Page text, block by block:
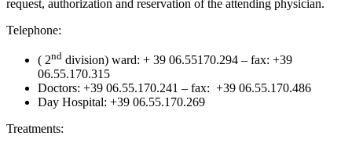
request, authorization and reservation of the attending physician.
Telephone:
( 2nd division) ward: + 39 06.55170.294 – fax: +39
06.55.170.315
Doctors: +39 06.55.170.241 – fax: +39 06.55.170.486
Day Hospital: +39 06.55.170.269
Treatments: